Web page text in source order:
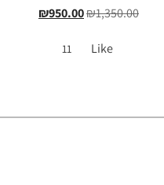
₪1,350.00
₪950.00
Like
11